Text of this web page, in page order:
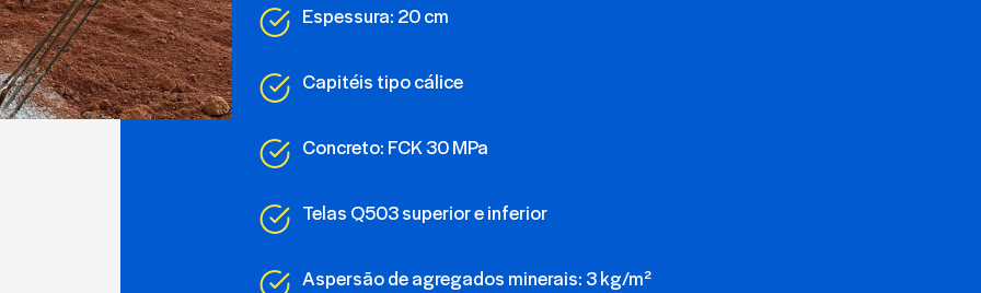
Espessura: 20 cm
Capitéis tipo cálice
Concreto: FCK 30 MPa
Telas Q503 superior e inferior
Aspersão de agregados minerais: 3 kg/m²